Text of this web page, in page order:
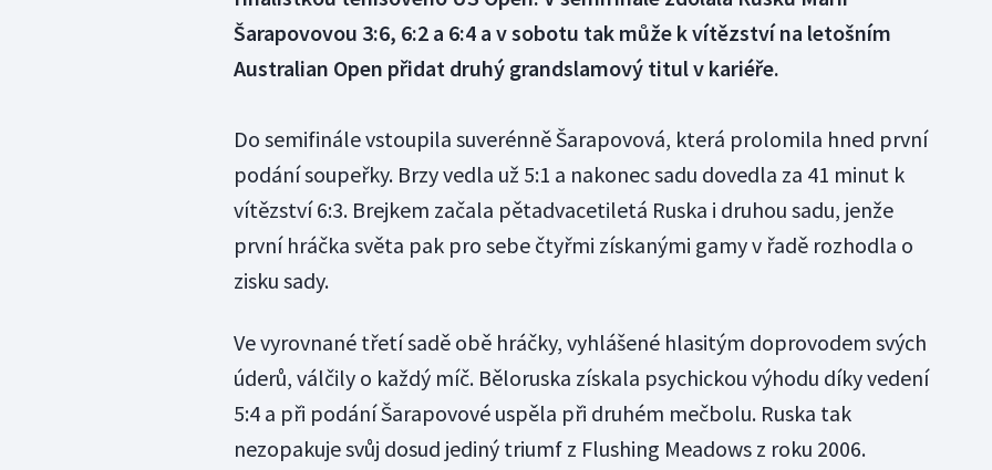
Šarapovovou 3:6, 6:2 a 6:4 a v sobotu tak může k vítězství na letošním
Australian Open přidat druhý grandslamový titul v kariéře.
Do semifinále vstoupila suverénně Šarapovová, která prolomila hned první
podání soupeřky. Brzy vedla už 5:1 a nakonec sadu dovedla za 41 minut k
vítězství 6:3. Brejkem začala pětadvacetiletá Ruska i druhou sadu, jenže
první hráčka světa pak pro sebe čtyřmi získanými gamy v řadě rozhodla o
zisku sady.
Ve vyrovnané třetí sadě obě hráčky, vyhlášené hlasitým doprovodem svých
úderů, válčily o každý míč. Běloruska získala psychickou výhodu díky vedení
5:4 a při podání Šarapovové uspěla při druhém mečbolu. Ruska tak
nezopakuje svůj dosud jediný triumf z Flushing Meadows z roku 2006.